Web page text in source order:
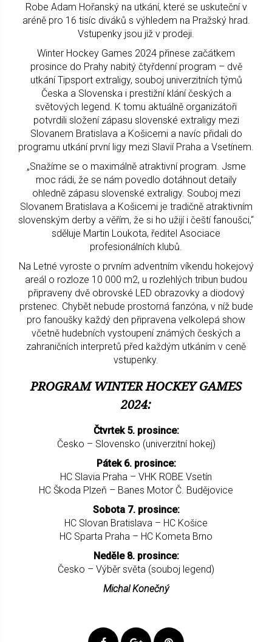
Robe Adam Hořanský na utkání, které se uskuteční v
aréně pro 16 tisíc diváků s výhledem na Pražský hrad.
Vstupenky jsou již v prodeji.
Winter Hockey Games 2024 přinese začátkem
prosince do Prahy nabitý čtyřdenní program – dvě
utkání Tipsport extraligy, souboj univerzitních týmů
Česka a Slovenska i prestižní klání českých a
světových legend. K tomu aktuálně organizátoři
potvrdili složení zápasu slovenské extraligy mezi
Slovanem Bratislava a Košicemi a navíc přidali do
programu utkání první ligy mezi Slavií Praha a Vsetínem.
„Snažíme se o maximálně atraktivní program. Jsme
moc rádi, že se nám povedlo dotáhnout detaily
ohledně zápasu slovenské extraligy. Souboj mezi
Slovanem Bratislava a Košicemi je tradičně atraktivním
slovenským derby a věřím, že si ho užijí i čeští fanoušci,“
sděluje Martin Loukota, ředitel Asociace
profesionálních klubů.
Na Letné vyroste o prvním adventním víkendu hokejový
areál o rozloze 10 000 m2, u rozlehlých tribun budou
připraveny dvě obrovské LED obrazovky a diodový
prstenec. Chybět nebude prostorná fanzóna, v níž bude
pro fanoušky každý den připravena velkolepá show
včetně hudebních vystoupení známých českých a
zahraničních interpretů před každým utkáním v ceně
vstupenky.
PROGRAM WINTER HOCKEY GAMES
2024:
Čtvrtek 5. prosince:
Česko – Slovensko (univerzitní hokej)
Pátek 6. prosince:
HC Slavia Praha – VHK ROBE Vsetín
HC Škoda Plzeň – Banes Motor Č. Budějovice
Sobota 7. prosince:
HC Slovan Bratislava – HC Košice
HC Sparta Praha – HC Kometa Brno
Neděle 8. prosince:
Česko – Výběr světa (souboj legend)
Michal Konečný